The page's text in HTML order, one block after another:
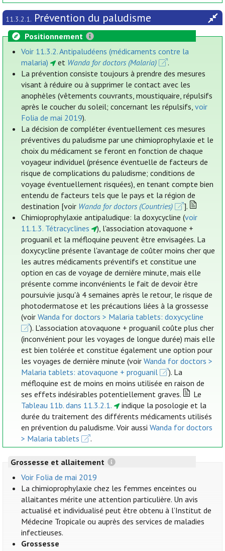
11.3.2.1. Prévention du paludisme
Positionnement
Voir 11.3.2. Antipaludéens (médicaments contre la
malaria)
et Wanda for doctors (Malaria)
.
La prévention consiste toujours à prendre des mesures
visant à réduire ou à supprimer le contact avec les
anophèles (vêtements couvrants, moustiquaire, répulsifs
après le coucher du soleil; concernant les répulsifs,voir
Folia de mai 2019).
La décision de compléter éventuellement ces mesures
préventives du paludisme par une chimioprophylaxie et le
choix du médicament se feront en fonction de chaque
voyageur individuel (présence éventuelle de facteurs de
risque de complications du paludisme; conditions de
voyage éventuellement risquées), en tenant compte bien
entendu de facteurs tels que le pays et la région de
destination [voir Wanda for doctors (Countries)
].
Chimioprophylaxie antipaludique: la doxycycline (voir
11.1.3. Tétracyclines
), l'association atovaquone +
proguanil et la méfloquine peuvent être envisagées. La
doxycycline présente l'avantage de coûter moins cher que
les autres médicaments préventifs et constitue une
option en cas de voyage de dernière minute, mais elle
présente comme inconvénients le fait de devoir être
poursuivie jusqu'à 4 semaines après le retour, le risque de
photodermatose et les précautions liées à la grossesse
(voirWanda for doctors > Malaria tablets: doxycycline
). L'association atovaquone + proguanil coûte plus cher
(inconvénient pour les voyages de longue durée) mais elle
est bien tolérée et constitue également une option pour
les voyages de dernière minute (voirWanda for doctors >
Malaria tablets: atovaquone + proguanil
). La
méfloquine est de moins en moins utilisée en raison de
ses effets indésirables potentiellement graves.
Le
Tableau 11b. dans 11.3.2.1.
indique la posologie et la
durée du traitement des différents médicaments utilisés
en prévention du paludisme. Voir aussiWanda for doctors
> Malaria tablets
.
Grossesse et allaitement
Voir Folia de mai 2019
La chimioprophylaxie chez les femmes enceintes ou
allaitantes mérite une attention particulière. Un avis
actualisé et individualisé peut être obtenu à l’Institut de
Médecine Tropicale ou auprès des services de maladies
infectieuses.
Grossesse